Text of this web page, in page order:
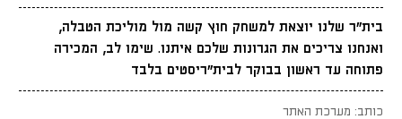
בית"ר שלנו יוצאת למשחק חוץ קשה מול מוליכת הטבלה,
ואנחנו צריכים את הגרונות שלכם איתנו. שימו לב, המכירה
פתוחה עד ראשון בבוקר לבית"ריסטים בלבד
כותב: מערכת האתר